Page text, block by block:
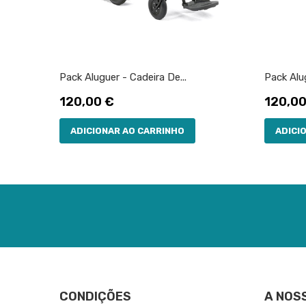
Pack Aluguer - Cadeira De...
Preço
120,00 €
ADICIONAR AO CARRINHO
Pack
Preço
CONDIÇÕES A